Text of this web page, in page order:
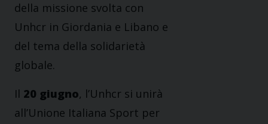
della missione svolta con
Unhcr in Giordania e Libano e
del tema della solidarietà
globale.
Il 20 giugno, l’Unhcr si unirà
all’Unione Italiana Sport per